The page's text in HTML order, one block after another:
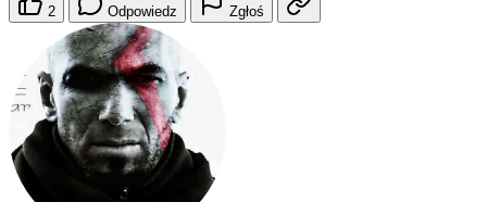
2 Odpowiedz Zgłoś